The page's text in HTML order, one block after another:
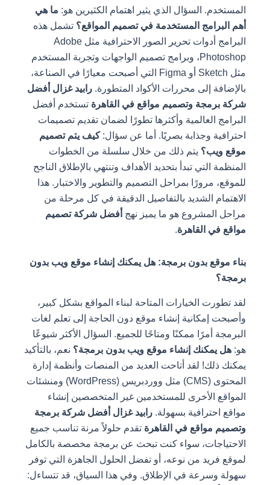
المستخدم. السؤال الذي يثير اهتمام الكثيرين هو:ما هي
أهم البرامج المستخدمة في تصميم المواقع؟تشمل هذه
البرامج أدوات تحرير الصور الاحترافية مثل Adobe
Photoshop، وبرامج تصميم الواجهات وتجربة المستخدم
مثل Sketch أو Figma التي أصبحت معيارًا في الصناعة،
بالإضافة إلى محررات الأكواد المتطورة. رابيد غزال أفضل
شركة برمجة وتصميم مواقع في القاهرةتستخدم أفضل
البرامج العالمية وأكثرها تطورًا لضمان تقديم تصميمات
احترافية وجذابة بصريًا. أما عن سؤال: كيف يتم تصميم
موقع ويب؟يتم ذلك من خلال سلسلة من الخطوات
المنظمة التي تبدأ بتحديد الأهداف وتنتهي بالإطلاق الناجح
للموقع، مرورًا بمراحل التصميم والتطوير والاختبار. هذا
الاهتمام الشديد بالتفاصيل الدقيقة في كل مرحلة من
مراحل المشروع هو ما يميز نهجأفضل شركة تصميم
مواقع في القاهرة.
بناء موقع بدون برمجة: هل يمكنك إنشاء موقع ويب بدون
برمجة؟
لقد تطورت الخيارات المتاحة لبناء المواقع بشكل كبير،
وأصبحت إمكانية إنشاء موقع دون الحاجة إلى تعلم لغات
البرمجة أمرًا ممكنًا ومتاحًا للجميع. السؤال الأكثر شيوعًا
هو:هل يمكنك إنشاء موقع ويب بدون برمجة؟نعم، بالتأكيد
يمكنك ذلك! لقد أتاحت العديد من المنصات وأنظمة إدارة
المحتوى (CMS) مثل ووردبريس (WordPress) ومنشئات
المواقع الأخرى للمستخدمين غير المتخصصين إنشاء
مواقع احترافية بسهولة.رابيد غزال أفضل شركة برمجة
وتصميم مواقع في القاهرةتقدم حلولاً مرنة تناسب جميع
الاحتياجات، سواء كنت تبحث عن برمجة مخصصة بالكامل
لموقع فريد من نوعه، أو تفضل الحلول الجاهزة التي توفر
سهولة وسرعة في الإطلاق. وفي هذا السياق، قد تتساءل: